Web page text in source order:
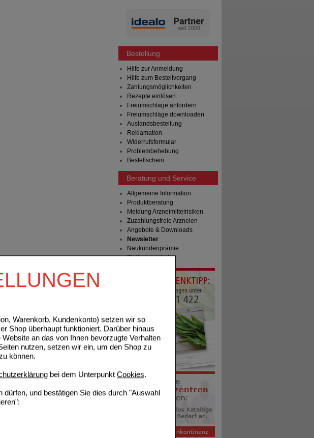
Warenkorb, Kundenkonto) setzen wir so
Shop überhaupt funktioniert. Darüber hinaus
an das von Ihnen bevorzugte Verhalten
nutzen, setzen wir ein, um den Shop zu
können.
bei dem Unterpunkt Cookies.
und bestätigen Sie dies durch "Auswahl
Bestellung
Hilfe zur Anmeldung
Hilfe zum Bestellvorgang
Zahlungsmöglichkeiten
Rezepte einlösen
Freiumschläge anfordern
Freiumschläge downloaden
Auslandsbestellung
Reklamation
Widerrufsformular
Problembehebung
Bestellschein
Beratung und Service
Allgemeine Information
Produktberatung
Meldung Arzneimittelrisiken
Zuzahlungsfreie Arzneien
Angebote & Downloads
Newsletter
Neukundenprämie
Stellenangebote